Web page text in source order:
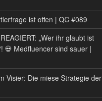
ist offen | QC #089
„Wer ihr glaubt ist
💀 Medfluencer sind sauer |
Visier: Die miese Strategie der